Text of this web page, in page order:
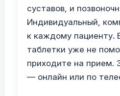
суставов, и
Индивидуальный,
к каждому пациенту.
таблетки уже не
приходите на прием.
— онлайн или по